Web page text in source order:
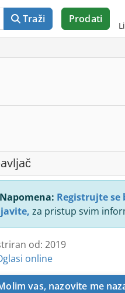
Traži Prodati
Napomena: Registrujte se
za pristup svim
od: 2019
online
vas, nazovite me